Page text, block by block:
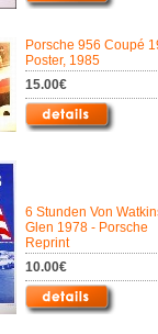
Porsche 956 Coupé
Poster, 1985
15.00€
6 Stunden Von
Glen 1978 - Porsche
Reprint
10.00€